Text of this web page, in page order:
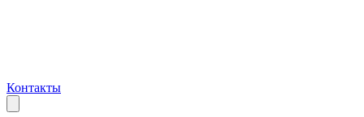
Контакты